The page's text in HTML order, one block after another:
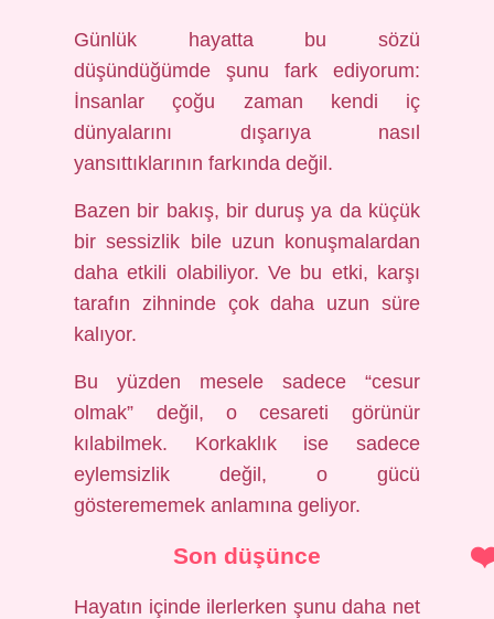
Günlük hayatta bu sözü
düşündüğümde şunu fark ediyorum:
İnsanlar çoğu zaman kendi iç
dünyalarını dışarıya nasıl
yansıttıklarının farkında değil.
Bazen bir bakış, bir duruş ya da küçük
bir sessizlik bile uzun konuşmalardan
daha etkili olabiliyor. Ve bu etki, karşı
tarafın zihninde çok daha uzun süre
kalıyor.
Bu yüzden mesele sadece “cesur
olmak” değil, o cesareti görünür
kılabilmek. Korkaklık ise sadece
eylemsizlik değil, o gücü
gösterememek anlamına geliyor.
Son düşünce
Hayatın içinde ilerlerken şunu daha net